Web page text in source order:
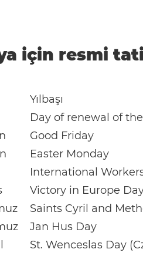
için resmi
Yılbaşı
Day of renewal of
Good Friday
Easter Monday
International
Victory in Europe
Saints Cyril and
Jan Hus Day
St. Wenceslas Day